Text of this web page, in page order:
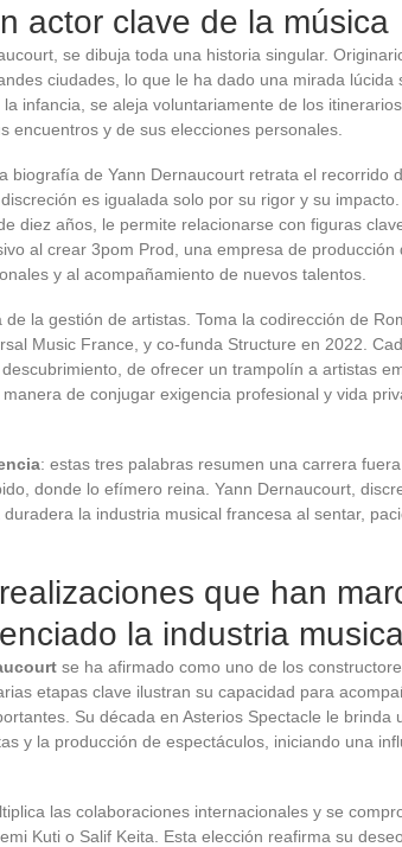
actor clave de la música
se dibuja toda una historia singular.
ciudades, lo que le ha dado una mirada lúcida
infancia, se aleja voluntariamente de los
encuentros y de sus elecciones personales.
biografía de Yann Dernaucourt retrata el recorrido
es igualada solo por su rigor y su
diez años, le permite relacionarse con figuras
al crear 3pom Prod, una empresa de producción
y al acompañamiento de nuevos talentos.
la gestión de artistas. Toma la codirección de
Music France, y co-funda Structure en 2022.
de ofrecer un trampolín a artistas
de conjugar exigencia profesional y vida
: estas tres palabras resumen una carrera fuera
donde lo efímero reina. Yann Dernaucourt,
la industria musical francesa al sentar,
que han
la industria
se ha afirmado como uno de los
etapas clave ilustran su capacidad para
Su década en Asterios Spectacle le brinda
y la producción de espectáculos, iniciando una
las colaboraciones internacionales y se
Kuti o Salif Keita. Esta elección reafirma su